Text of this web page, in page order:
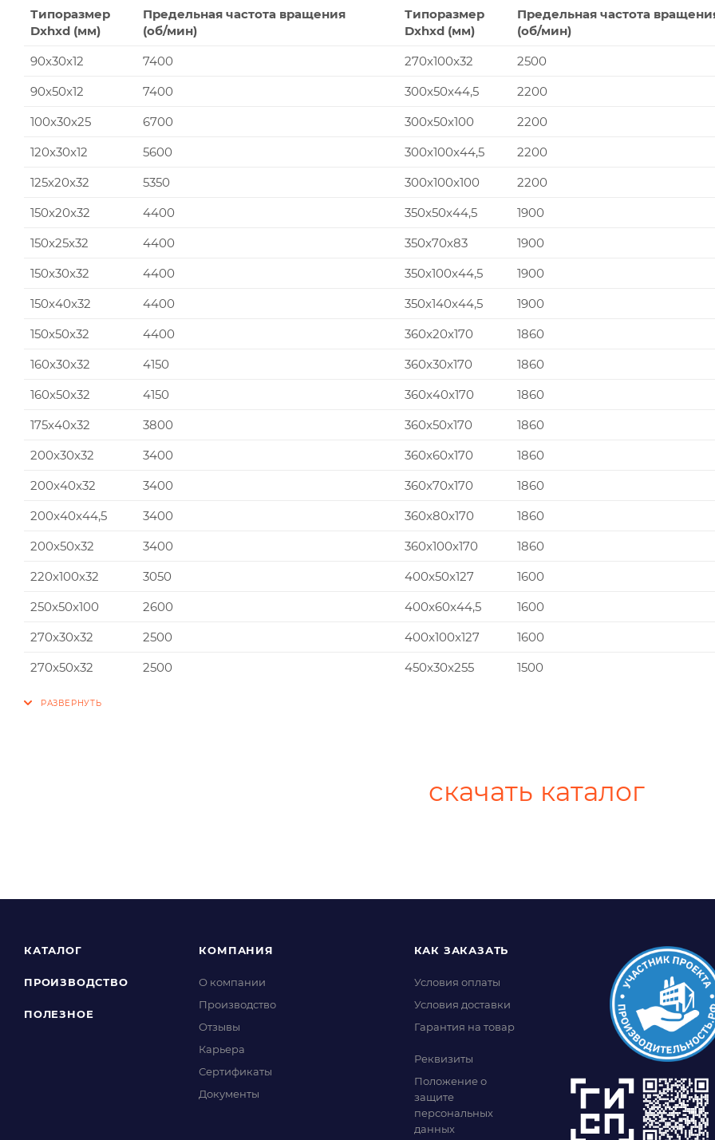
Типоразмер
Dxhxd (мм)
Предельная частота вращения
(об/мин)
Типоразмер
Dxhxd (мм)
Предельная частота
(об/мин)
90x30x12
7400 270x100x32
2500
90x50x12
7400 300x50x44,5
2200
100x30x25
6700 300x50x100
2200
120x30x12
5600 300x100x44,5
2200
125x20x32
5350 300x100x100
2200
150x20x32
4400 350x50x44,5
1900
150x25x32
4400 350x70x83
1900
150x30x32
4400 350x100x44,5
1900
150x40x32
4400 350x140x44,5
1900
150x50x32
4400 360x20x170
1860
160x30x32
4150 360x30x170
1860
160x50x32
4150 360x40x170
1860
175x40x32
3800 360x50x170
1860
200x30x32
3400 360x60x170
1860
200x40x32
3400 360x70x170
1860
200x40x44,5
3400 360x80x170
1860
200x50x32
3400 360x100x170
1860
220x100x32
3050 400x50x127
1600
250x50x100
2600 400x60x44,5
1600
270x30x32
2500 400x100x127
1600
270x50x32
2500 450x30x255 1500
скачать каталог
КАТАЛОГ
ПРОИЗВОДСТВО
ПОЛЕЗНОЕ
КОМПАНИЯ
О компании
Производство
Отзывы
Карьера
Сертификаты
Документы
КАК ЗАКАЗАТЬ
Условия оплаты
Условия доставки
Гарантия на товар
Реквизиты
Положение о
защите
персональных
данных